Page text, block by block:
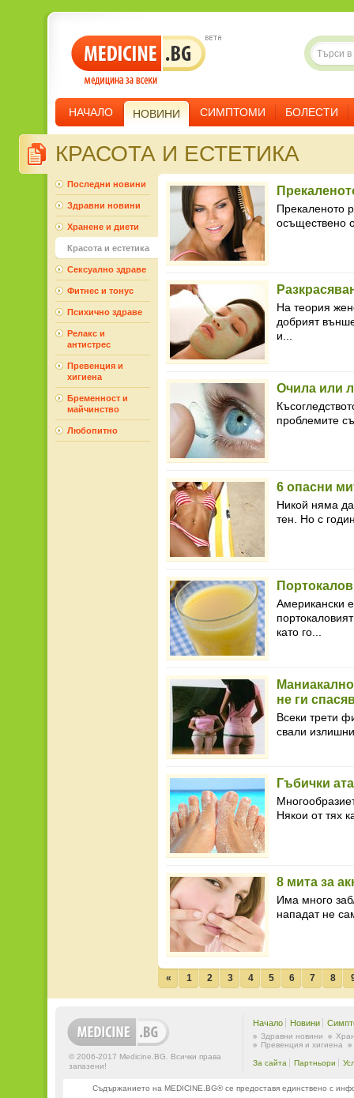
НАЧАЛО НОВИНИ СИМПТОМИ БОЛЕСТИ
КРАСОТА И ЕСТЕТИКА
Прекаленото
осъществено
На теория
добрият
и...
Очила или
проблемите
6 опасни
Никой няма
тен. Но с
Американски
като го...
не ги
Всеки трети
свали
Гъбички
Някои от тях
8 мита за
Има много
нападат не
Последни новини
Здравни новини
Хранене и диети
Красота и естетика
Сексуално здраве
Фитнес и тонус
Психично здраве
Релакс и
антистрес
Превенция и
хигиена
Бременност и
майчинство
Любопитно
« 1 2 3 4 5 6 7 8
© 2006-2017 Medicine.BG. Всички права
запазени!
Начало Новини
Здравни новини
Превенция и хигиена
За сайта Партньори
Съдържанието на MEDICINE.BG® се предоставя единствено с